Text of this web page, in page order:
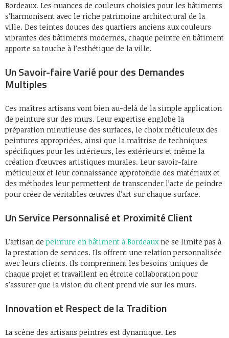
Bordeaux. Les nuances de couleurs choisies pour les bâtiments
s’harmonisent avec le riche patrimoine architectural de la
ville. Des teintes douces des quartiers anciens aux couleurs
vibrantes des bâtiments modernes, chaque peintre en bâtiment
apporte sa touche à l’esthétique de la ville.
Un Savoir-faire Varié pour des Demandes
Multiples
Ces maîtres artisans vont bien au-delà de la simple application
de peinture sur des murs. Leur expertise englobe la
préparation minutieuse des surfaces, le choix méticuleux des
peintures appropriées, ainsi que la maîtrise de techniques
spécifiques pour les intérieurs, les extérieurs et même la
création d’œuvres artistiques murales. Leur savoir-faire
méticuleux et leur connaissance approfondie des matériaux et
des méthodes leur permettent de transcender l’acte de peindre
pour créer de véritables œuvres d’art sur chaque surface.
Un Service Personnalisé et Proximité Client
L’artisan depeinture en bâtiment à Bordeauxne se limite pas à
la prestation de services. Ils offrent une relation personnalisée
avec leurs clients. Ils comprennent les besoins uniques de
chaque projet et travaillent en étroite collaboration pour
s’assurer que la vision du client prend vie sur les murs.
Innovation et Respect de la Tradition
La scène des artisans peintres est dynamique. Les